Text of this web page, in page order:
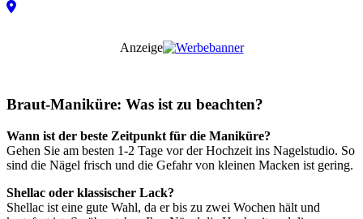
Anzeige
Braut-Maniküre: Was ist zu beachten?
Wann ist der beste Zeitpunkt für die Maniküre?
Gehen Sie am besten 1-2 Tage vor der Hochzeit ins Nagelstudio. So
sind die Nägel frisch und die Gefahr von kleinen Macken ist gering.
Shellac oder klassischer Lack?
Shellac ist eine gute Wahl, da er bis zu zwei Wochen hält und